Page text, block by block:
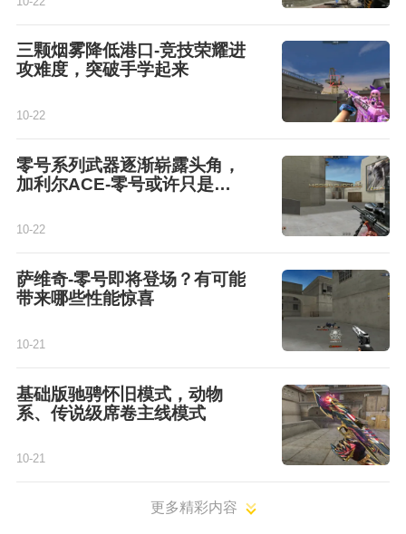
三颗烟雾降低港口-竞技荣耀进
攻难度，突破手学起来
10-22
零号系列武器逐渐崭露头角，
加利尔ACE-零号或许只是开
10-22
萨维奇-零号即将登场？有可能
带来哪些性能惊喜
10-21
基础版驰骋怀旧模式，动物
系、传说级席卷主线模式
10-21
更多精彩内容